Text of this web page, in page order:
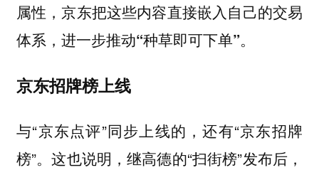
属性，京东把这些内容直接嵌入自己的交易
体系，进一步推动“种草即可下单”。
京东招牌榜上线
与“京东点评”同步上线的，还有“京东招牌
榜”。这也说明，继高德的“扫街榜”发布后，